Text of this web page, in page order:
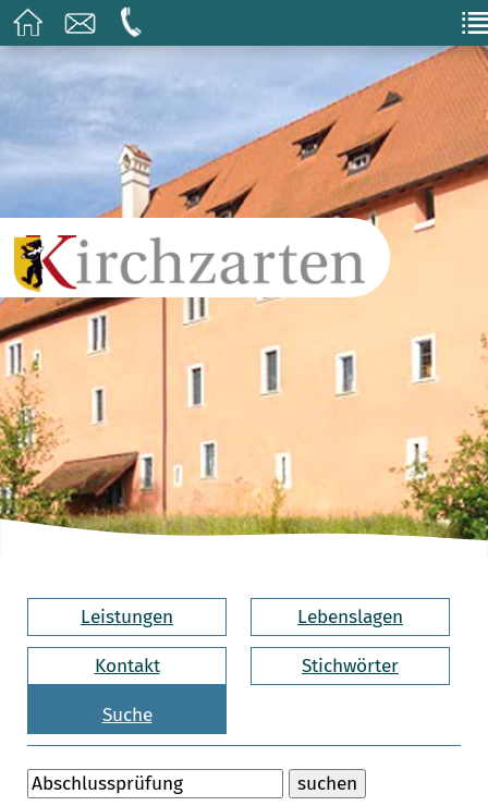
Leistungen Lebenslagen
Kontakt Stichwörter
Suche